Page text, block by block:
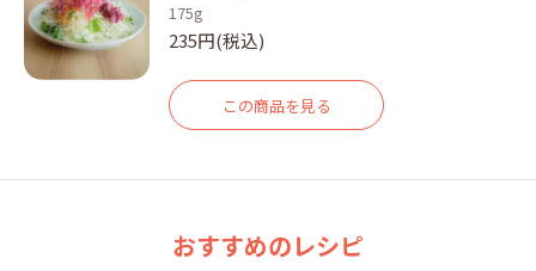
175g
235円(税込)
この商品を見る
おすすめのレシピ